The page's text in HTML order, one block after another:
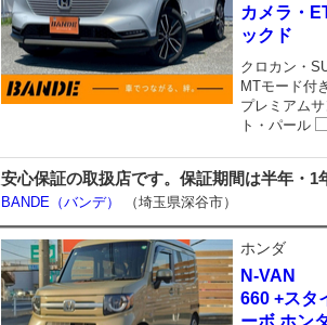
カメラ・
ックド
クロカン・
MTモード付
プレミアム
ト・パール
安心保証の取扱店です。保証期間は半年・
BANDE（バンデ） （埼玉県深谷市）
ホンダ
N-VAN
660 +スタ
ーボ ホン